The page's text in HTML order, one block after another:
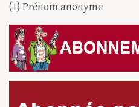
(1) Prénom anonyme